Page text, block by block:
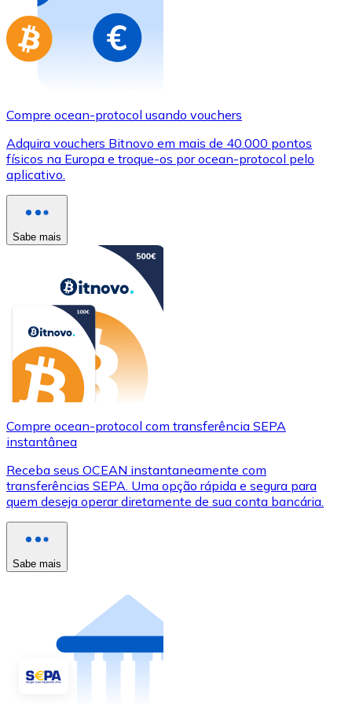
Compre ocean-protocol usando vouchers
Adquira vouchers Bitnovo em mais de 40.000 pontos
físicos na Europa e troque-os por ocean-protocol pelo
aplicativo.
Sabe mais
Compre ocean-protocol com transferência SEPA
instantânea
Receba seus OCEAN instantaneamente com
transferências SEPA. Uma opção rápida e segura para
quem deseja operar diretamente de sua conta bancária.
Sabe mais